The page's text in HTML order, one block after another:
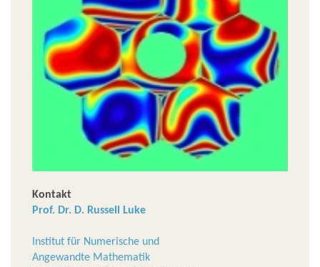
Kontakt
Prof. Dr. D. Russell Luke
Institut für Numerische und
Angewandte Mathematik